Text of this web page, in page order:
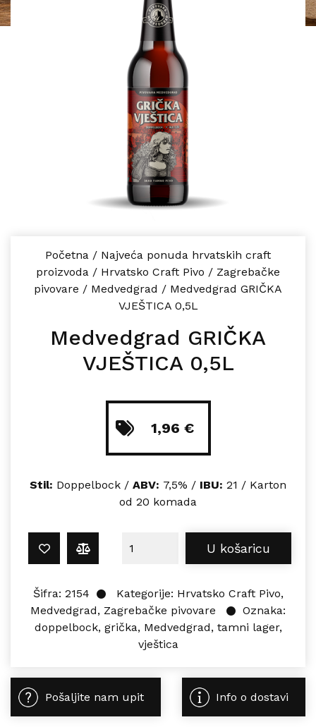
Početna / Najveća ponuda hrvatskih craft
proizvoda / Hrvatsko Craft Pivo / Zagrebačke
pivovare / Medvedgrad / Medvedgrad GRIČKA
VJEŠTICA 0,5L
Medvedgrad GRIČKA
VJEŠTICA 0,5L
1,96 €
Stil: Doppelbock / ABV: 7,5% / IBU: 21 / Karton
od 20 komada
Medvedgrad GRIČKA VJEŠTICA
U košaricu
Šifra: 2154 Kategorije: Hrvatsko Craft Pivo,
Medvedgrad, Zagrebačke pivovare
Oznaka:
doppelbock, grička, Medvedgrad, tamni lager,
vještica
Pošaljite nam upit Info o dostavi